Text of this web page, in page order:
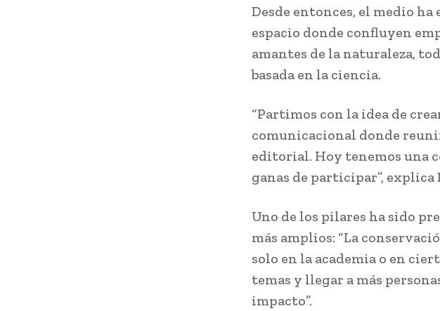
Desde entonces, el medio
espacio donde confluyen
amantes de la naturaleza,
basada en la ciencia.
“Partimos con la idea de
comunicacional donde
editorial. Hoy tenemos una
ganas de participar”, explica
Uno de los pilares ha sido
más amplios: “La
solo en la academia o en
temas y llegar a más
impacto”.